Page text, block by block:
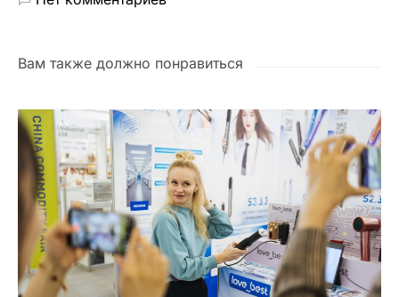
Вам также должно понравиться